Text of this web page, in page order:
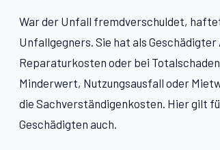
War der Unfall fremdverschuldet,
Unfallgegners. Sie hat als
Reparaturkosten oder bei
Minderwert, Nutzungsausfall oder
die Sachverständigenkosten. Hier gilt
Geschädigten auch.